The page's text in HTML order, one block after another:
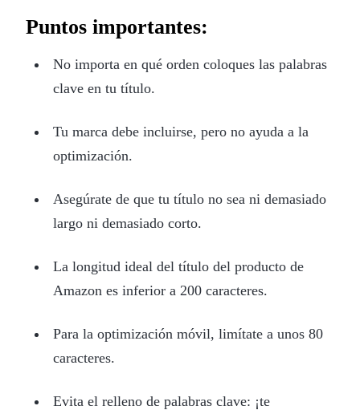
Puntos importantes:
No importa en qué orden coloques las palabras
clave en tu título.
Tu marca debe incluirse, pero no ayuda a la
optimización.
Asegúrate de que tu título no sea ni demasiado
largo ni demasiado corto.
La longitud ideal del título del producto de
Amazon es inferior a 200 caracteres.
Para la optimización móvil, limítate a unos 80
caracteres.
Evita el relleno de palabras clave: ¡te